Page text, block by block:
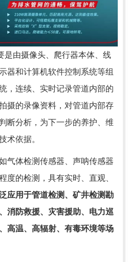
是由摄像头、爬行器本体、线
器和计算机软件控制系统等组
，连续、实时记录管道内部的
摄的录像资料，对管道内部存
断分析，为下一步的养护、维
术依据。
气体检测传感器、声呐传感器
度的检测，具有实时、直观、
应用于管道检测、矿井检测勘
消防救援、灾害援助、电力巡
高温、高辐射、有毒环境等场